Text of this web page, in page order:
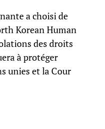
a choisi de
Korean Human
des droits
à protéger
unies et la Cour